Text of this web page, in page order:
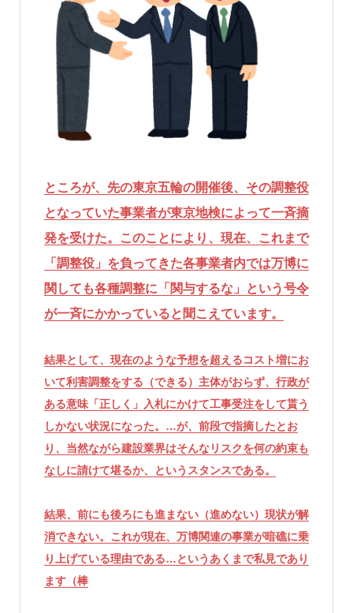
ところが、先の東京五輪の開催後、その調整役
となっていた事業者が東京地検によって一斉摘
発を受けた。このことにより、現在、これまで
「調整役」を負ってきた各事業者内では万博に
関しても各種調整に「関与するな」という号令
が一斉にかかっていると聞こえています。
結果として、現在のような予想を超えるコスト増にお
いて利害調整をする（できる）主体がおらず、行政が
ある意味「正しく」入札にかけて工事受注をして貰う
しかない状況になった。…が、前段で指摘したとお
り、当然ながら建設業界はそんなリスクを何の約束も
なしに請けて堪るか、というスタンスである。
結果、前にも後ろにも進まない（進めない）現状が解
消できない。これが現在、万博関連の事業が暗礁に乗
り上げている理由である…というあくまで私見であり
ます（棒